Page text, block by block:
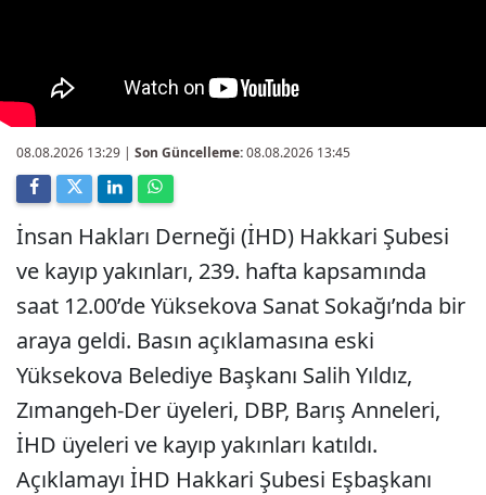
08.08.2026 13:29 | Son Güncelleme:08.08.2026 13:45
İnsan Hakları Derneği (İHD) Hakkari Şubesi
ve kayıp yakınları, 239. hafta kapsamında
saat 12.00’de Yüksekova Sanat Sokağı’nda bir
araya geldi. Basın açıklamasına eski
Yüksekova Belediye Başkanı Salih Yıldız,
Zımangeh-Der üyeleri, DBP, Barış Anneleri,
İHD üyeleri ve kayıp yakınları katıldı.
Açıklamayı İHD Hakkari Şubesi Eşbaşkanı